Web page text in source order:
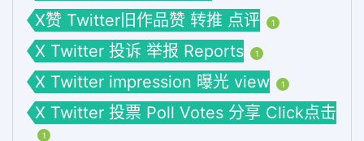
X赞 Twitter旧作品赞 转推 点评 1
X Twitter 投诉 举报 Reports 1
X Twitter impression 曝光 view 1
X Twitter 投票 Poll Votes 分享 Click点击
1